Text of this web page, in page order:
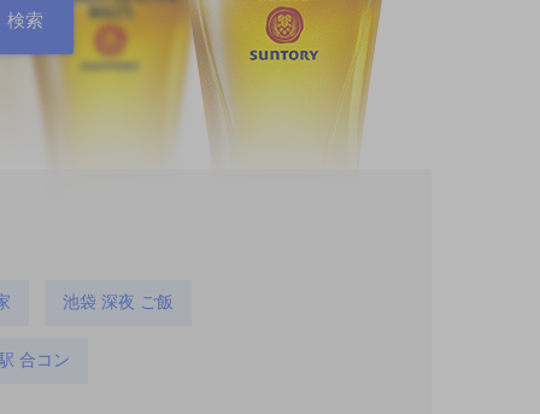
池袋 深夜 ご飯
合コン